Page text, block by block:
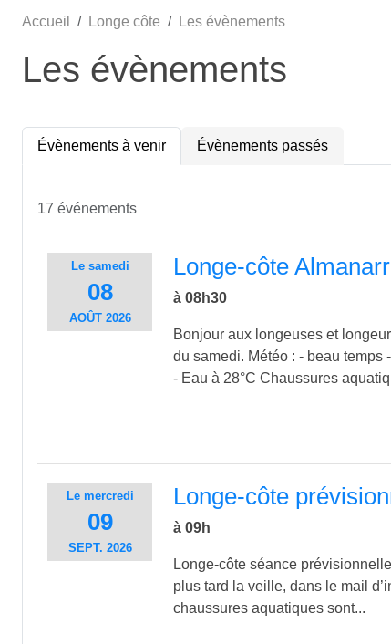
Accueil Longe côte Les évènements
Les évènements
Évènements à venir Évènements passés
17 événements
Le samedi
08
AOÛT 2026
Longe-côte
à 08h30
Bonjour aux longeuses et
du samedi. Météo : - beau temps
- Eau à 28°C Chaussures
Le mercredi
09
SEPT. 2026
Longe-côte
à 09h
Longe-côte séance
plus tard la veille, dans le mail
chaussures aquatiques sont...